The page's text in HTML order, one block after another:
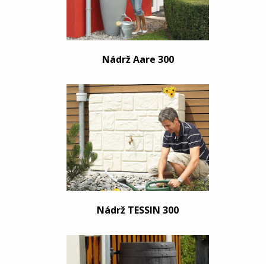
Nádrž Aare 300
Nádrž TESSIN 300